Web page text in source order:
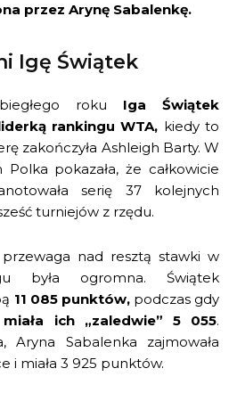
przez Arynę Sabalenkę.
Igę Świątek
roku Iga Świątek
rankingu WTA, kiedy to
zakończyła Ashleigh Barty. W
pokazała, że całkowicie
serię 37 kolejnych
turniejów z rzędu.
nad resztą stawki w
była ogromna. Świątek
11 085 punktów,podczas gdy
ich „zaledwie” 5 055.
Aryna Sabalenka zajmowała
i miała 3 925 punktów.